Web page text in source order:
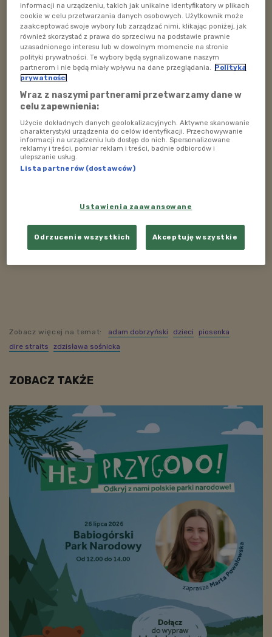
(1971).
Ponadto przypomnieliśmy sobie najważniejsze single
wydane w Polsce w 1981 roku.
Audycję prowadzi Adam Dobrzyński.
Data emisji: 21.09.2019
22.00.
Zobacz więcej na temat: adam dobrzyński dzieci
piosenka
dire straits
zdzisława sośnicka
ZOBACZ TAKŻE
informacji na urządzeniu, takich jak unikalne identyfikatory w plikach
cookie w celu przetwarzania danych osobowych. Użytkownik może
zaakceptować swoje wybory lub zarządzać nimi, klikając poniżej, jak
również skorzystać z prawa do sprzeciwu na podstawie prawnie
uzasadnionego interesu lub w dowolnym momencie na stronie
polityki prywatności. Te wybory będą sygnalizowane naszym
partnerom i nie będą miały wpływu na dane przeglądania. Polityka
prywatności
Wraz z naszymi partnerami przetwarzamy dane w
celu zapewnienia:
Użycie dokładnych danych geolokalizacyjnych. Aktywne skanowanie
charakterystyki urządzenia do celów identyfikacji. Przechowywanie
informacji na urządzeniu lub dostęp do nich. Spersonalizowane
reklamy i treści, pomiar reklam i treści, badnie odbiorców i
ulepszanie usług.
Lista partnerów (dostawców)
Ustawienia zaawansowane
Odrzucenie wszystkich Akceptuję wszystkie